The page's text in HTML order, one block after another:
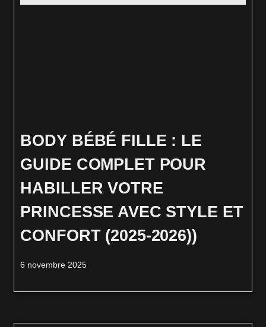
BODY BÉBÉ FILLE : LE
GUIDE COMPLET POUR
HABILLER VOTRE
PRINCESSE AVEC STYLE ET
CONFORT (2025-2026))
6 novembre 2025